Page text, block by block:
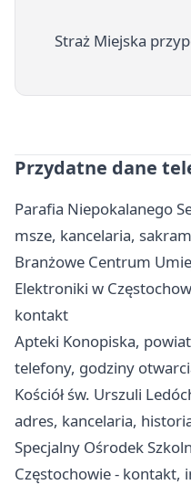
Straż Miejska
Przydatne dane
Parafia Niepokalanego
msze, kancelaria,
Branżowe Centrum
Elektroniki w
kontakt
Apteki Konopiska,
telefony, godziny
Kościół św. Urszuli
adres, kancelaria,
Specjalny Ośrodek
Częstochowie - kontakt,